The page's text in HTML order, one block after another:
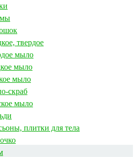
твердое
мыло
мыло
мыло
скраб
мыло
плитки для тела